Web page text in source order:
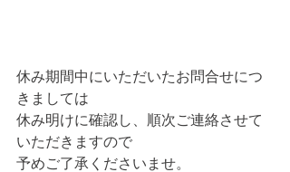
休み期間中にいただいたお問合せにつ
きましては
休み明けに確認し、順次ご連絡させて
いただきますので
予めご了承くださいませ。